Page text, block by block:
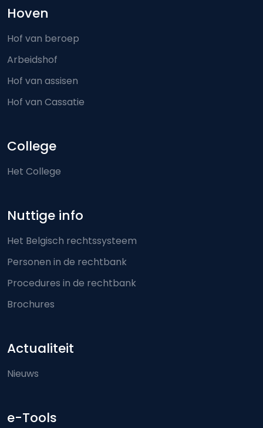
Hoven
Hof van beroep
Arbeidshof
Hof van assisen
Hof van Cassatie
College
Het College
Nuttige info
Het Belgisch rechtssysteem
Personen in de rechtbank
Procedures in de rechtbank
Brochures
Actualiteit
Nieuws
e-Tools